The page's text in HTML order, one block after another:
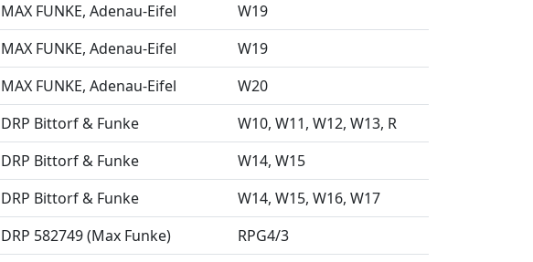
MAX FUNKE, Adenau-Eifel
W19
MAX FUNKE, Adenau-Eifel
W19
MAX FUNKE, Adenau-Eifel
W20
DRP Bittorf & Funke W10 W11 W12 W13 R
DRP Bittorf & Funke W14 W15
DRP Bittorf & Funke W14 W15 W16 W17
DRP 582749 (Max Funke)
RPG4/3